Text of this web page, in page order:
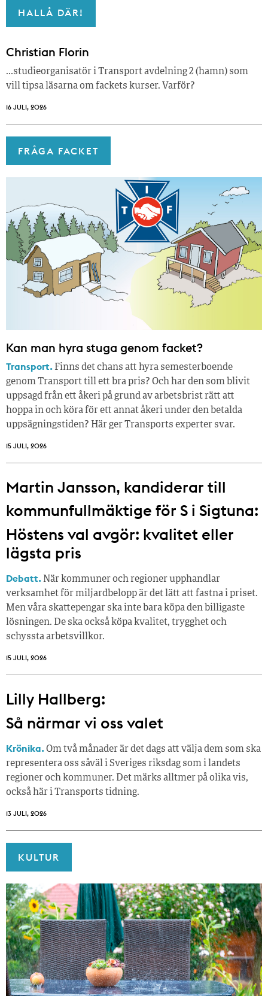
HALLÅ DÄR!
Christian Florin
…studieorganisatör i Transport avdelning 2 (hamn) som
vill tipsa läsarna om fackets kurser. Varför?
16 JULI, 2026
FRÅGA FACKET
Kan man hyra stuga genom facket?
Transport. Finns det chans att hyra semesterboende
genom Transport till ett bra pris? Och har den som blivit
uppsagd från ett åkeri på grund av arbetsbrist rätt att
hoppa in och köra för ett annat åkeri under den betalda
uppsägningstiden? Här ger Transports experter svar.
15 JULI, 2026
Martin Jansson, kandiderar till
kommunfullmäktige för S i Sigtuna:
Höstens val avgör: kvalitet eller
lägsta pris
Debatt. När kommuner och regioner upphandlar
verksamhet för miljardbelopp är det lätt att fastna i priset.
Men våra skattepengar ska inte bara köpa den billigaste
lösningen. De ska också köpa kvalitet, trygghet och
schyssta arbetsvillkor.
15 JULI, 2026
Lilly Hallberg:
Så närmar vi oss valet
Krönika.Om två månader är det dags att välja dem som ska
representera oss såväl i Sveriges riksdag som i landets
regioner och kommuner. Det märks alltmer på olika vis,
också här i Transports tidning.
13 JULI, 2026
KULTUR